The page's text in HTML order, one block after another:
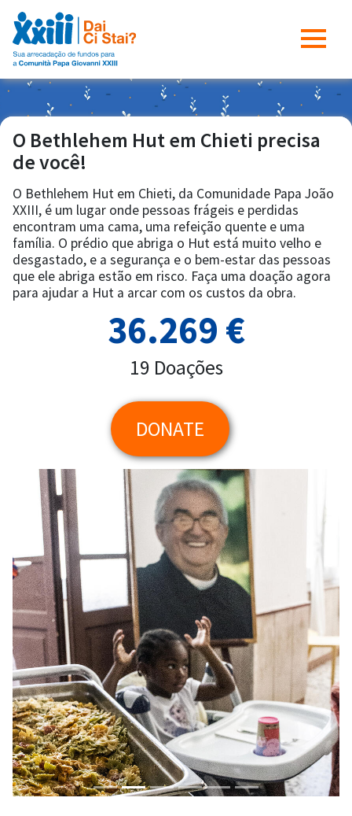
O Bethlehem Hut em Chieti precisa
de você!
O Bethlehem Hut em Chieti, da Comunidade Papa João
XXIII, é um lugar onde pessoas frágeis e perdidas
encontram uma cama, uma refeição quente e uma
família. O prédio que abriga o Hut está muito velho e
desgastado, e a segurança e o bem-estar das pessoas
que ele abriga estão em risco. Faça uma doação agora
para ajudar a Hut a arcar com os custos da obra.
36.269 €
19 Doações
DONATE